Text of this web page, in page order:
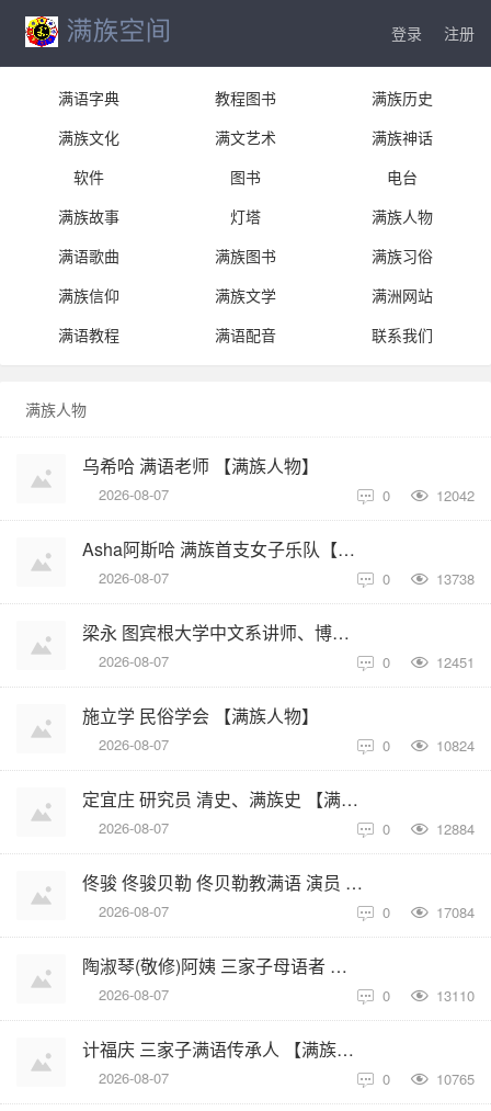
登录 注册
满语字典 教程图书
满族历史
满族文化
满文艺术
满族神话
软件
图书
电台
满族故事
灯塔
满族人物
满语歌曲
满族图书
满族习俗
满族信仰
满族文学
满洲网站
满语教程
满语配音 联系我们
满族人物
乌希哈 满语老师 【满族人物】
2026-08-07 0  12042
Asha阿斯哈 满族首支女子乐队【满族人物】
2026-08-07 0  13738
梁永 图宾根大学中文系讲师、博士生 【满族人物】
2026-08-07 0  12451
施立学 民俗学会 【满族人物】
2026-08-07 0  10824
定宜庄 研究员 清史、满族史 【满族人物】
2026-08-07 0  12884
佟骏 佟骏贝勒 佟贝勒教满语 演员 【满族人物】
2026-08-07 0  17084
陶淑琴(敬修)阿姨 三家子母语者 【满族人物】
2026-08-07 0  13110
计福庆 三家子满语传承人 【满族人物】
2026-08-07 0  10765